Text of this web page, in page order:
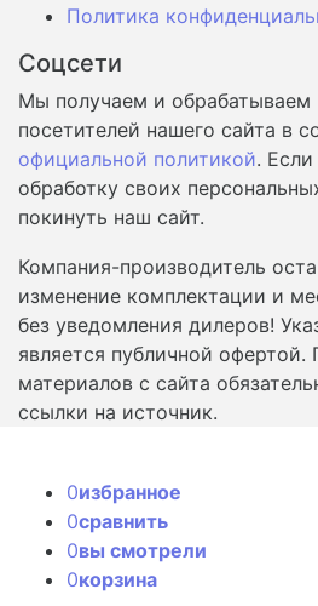
Политика
Соцсети
Мы получаем и обрабатываем
посетителей нашего сайта в
официальной политикой.
обработку своих
покинуть наш сайт.
Компания-производитель
изменение комплектации и
без уведомления дилеров!
является публичной офертой.
материалов с сайта
ссылки на источник.
0избранное
0сравнить
0вы смотрели
0корзина